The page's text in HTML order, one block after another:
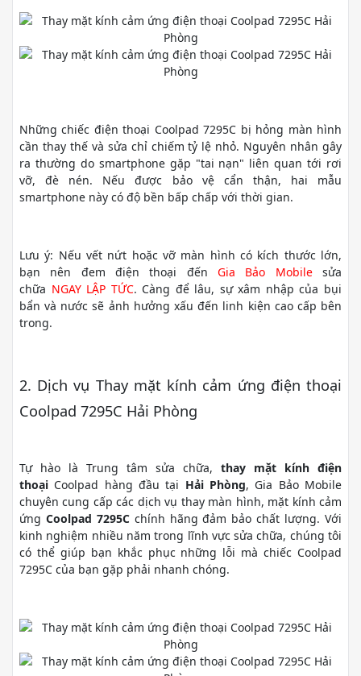
Những chiếc điện thoại Coolpad 7295C bị hỏng màn hình
cần thay thế và sửa chỉ chiếm tỷ lệ nhỏ. Nguyên nhân gây
ra thường do smartphone gặp "tai nạn" liên quan tới rơi
vỡ, đè nén. Nếu được bảo vệ cẩn thận, hai mẫu
smartphone này có độ bền bấp chấp với thời gian.
Lưu ý: Nếu vết nứt hoặc vỡ màn hình có kích thước lớn,
bạn nên đem điện thoại đến Gia Bảo Mobilesửa
chữa NGAY LẬP TỨC. Càng để lâu, sự xâm nhập của bụi
bẩn và nước sẽ ảnh hưởng xấu đến linh kiện cao cấp bên
trong.
2. Dịch vụ Thay mặt kính cảm ứng điện thoại
Coolpad 7295C Hải Phòng
Tự hào là Trung tâm sửa chữa, thay mặt kính điện
thoại Coolpad hàng đầu tại Hải Phòng, Gia Bảo Mobile
chuyên cung cấp các dịch vụ thay màn hình, mặt kính cảm
ứng Coolpad 7295Cchính hãng đảm bảo chất lượng. Với
kinh nghiệm nhiều năm trong lĩnh vực sửa chữa, chúng tôi
có thể giúp bạn khắc phục những lỗi mà chiếc Coolpad
7295C của bạn gặp phải nhanh chóng.